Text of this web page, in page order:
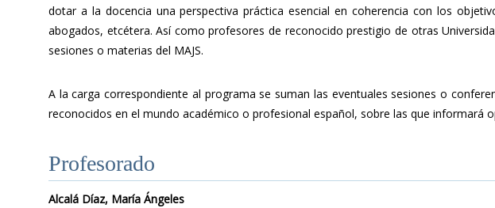
dotar a la docencia una perspectiva práctica esencial en coherencia con los
abogados, etcétera. Así como profesores de reconocido prestigio de otras
sesiones o materias del MAJS.
A la carga correspondiente al programa se suman las eventuales sesiones o
reconocidos en el mundo académico o profesional español, sobre las que informará
Profesorado
Alcalá Díaz, María Ángeles